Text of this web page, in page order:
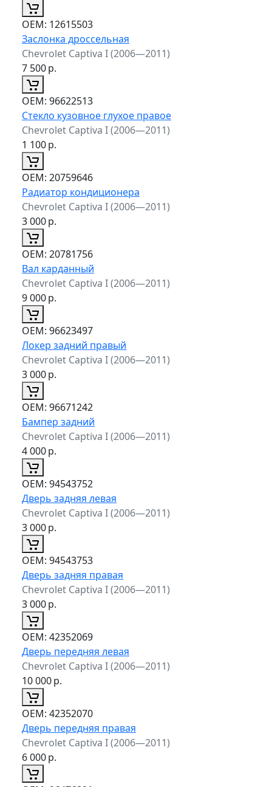
ОЕМ: 12615503
Заслонка дроссельная
Chevrolet Captiva I (2006—2011)
7 500р.
ОЕМ: 96622513
Стекло кузовное глухое правое
Chevrolet Captiva I (2006—2011)
1 100р.
ОЕМ: 20759646
Радиатор кондиционера
Chevrolet Captiva I (2006—2011)
3 000р.
ОЕМ: 20781756
Вал карданный
Chevrolet Captiva I (2006—2011)
9 000р.
ОЕМ: 96623497
Локер задний правый
Chevrolet Captiva I (2006—2011)
3 000р.
ОЕМ: 96671242
Бампер задний
Chevrolet Captiva I (2006—2011)
4 000р.
ОЕМ: 94543752
Дверь задняя левая
Chevrolet Captiva I (2006—2011)
3 000р.
ОЕМ: 94543753
Дверь задняя правая
Chevrolet Captiva I (2006—2011)
3 000р.
ОЕМ: 42352069
Дверь передняя левая
Chevrolet Captiva I (2006—2011)
10 000р.
ОЕМ: 42352070
Дверь передняя правая
Chevrolet Captiva I (2006—2011)
6 000р.